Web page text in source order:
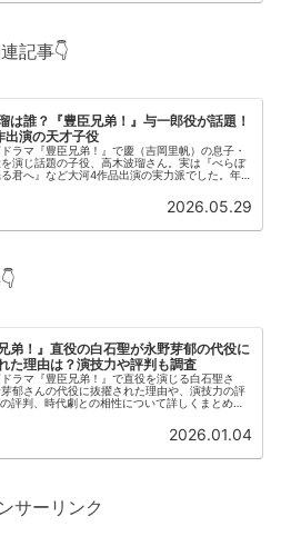
記事👇
は誰？『豊臣兄弟！』与一郎役が話題！
出演の天才子役
ラマ『豊臣兄弟！』で慶（吉岡里帆）の息子・
演じ話題の子役、高木波瑠さん。実は『べらぼ
る君へ』など大河4作品出演の実力派でした。年
2026.05.29
兄弟！』直役の白石聖が永野芽郁の代役に
た理由は？演技力や評判も調査
ラマ『豊臣兄弟！』で直役を演じる白石聖さ
郁さんの代役に抜擢された理由や、演技力の評
評判、時代劇との相性について詳しくまとめま
2026.01.04
サーリンク